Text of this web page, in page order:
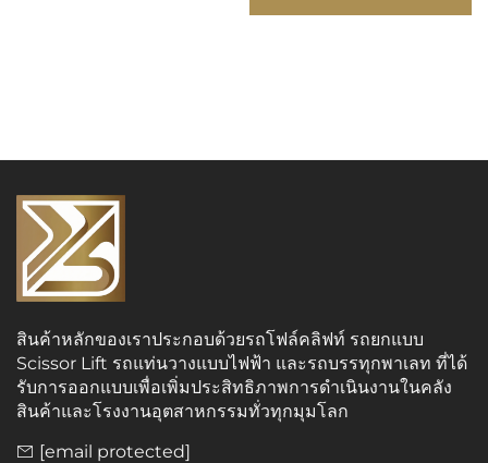
สินค้าหลักของเราประกอบด้วยรถโฟล์คลิฟท์ รถยกแบบ
Scissor Lift รถแท่นวางแบบไฟฟ้า และรถบรรทุกพาเลท ที่ได้
รับการออกแบบเพื่อเพิ่มประสิทธิภาพการดำเนินงานในคลัง
สินค้าและโรงงานอุตสาหกรรมทั่วทุกมุมโลก
[email protected]